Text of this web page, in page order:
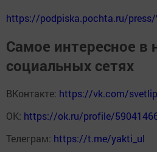
https://podpiska.pochta.ru/press/
Самое интересное в
социальных сетях
ВКонтакте: https://vk.com/
ОК: https://ok.ru/profile/
Телеграм: https://t.me/yakti_ul